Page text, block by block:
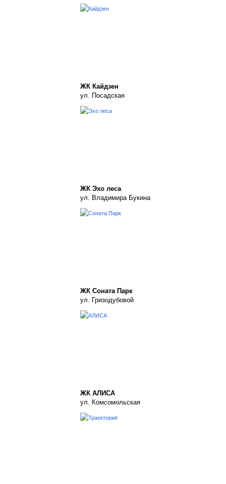
ЖК Кайдзен
ул. Посадская
ЖК Эхо леса
ул. Владимира Букина
ЖК Соната Парк
ул. Гризодубовой
ЖК АЛИСА
ул. Комсомольская